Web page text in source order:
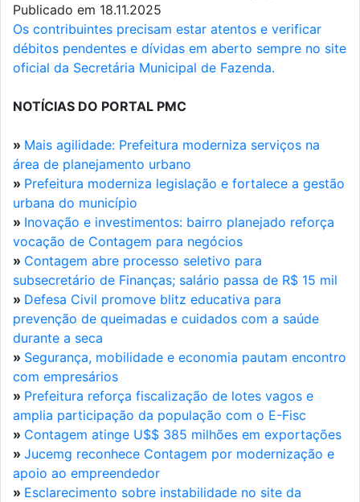
Publicado em 18.11.2025
Os contribuintes precisam estar atentos e verificar
débitos pendentes e dívidas em aberto sempre no site
oficial da Secretária Municipal de Fazenda.
NOTÍCIAS DO PORTAL PMC
» Mais agilidade: Prefeitura moderniza serviços na
área de planejamento urbano
» Prefeitura moderniza legislação e fortalece a gestão
urbana do município
» Inovação e investimentos: bairro planejado reforça
vocação de Contagem para negócios
» Contagem abre processo seletivo para
subsecretário de Finanças; salário passa de R$ 15 mil
» Defesa Civil promove blitz educativa para
prevenção de queimadas e cuidados com a saúde
durante a seca
» Segurança, mobilidade e economia pautam encontro
com empresários
» Prefeitura reforça fiscalização de lotes vagos e
amplia participação da população com o E-Fisc
» Contagem atinge U$$ 385 milhões em exportações
» Jucemg reconhece Contagem por modernização e
apoio ao empreendedor
» Esclarecimento sobre instabilidade no site da